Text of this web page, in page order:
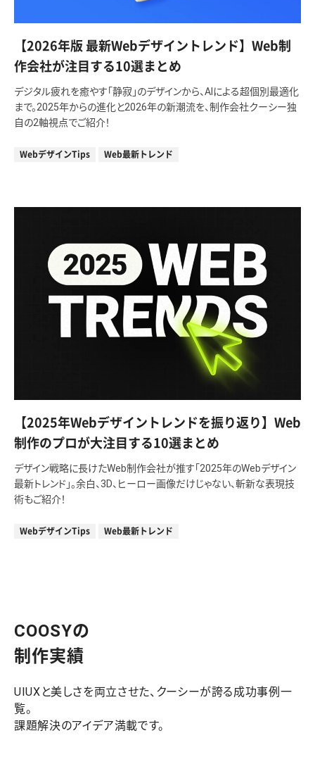
【2026年版 最新Webデザイントレンド】Web制
作会社が注目する10選まとめ
デジタル疲れを癒やす「静寂」のデザインから、AIによる超個別最適化
まで。2025年からの進化と2026年の新潮流を、制作会社クーシー独
自の2軸視点でご紹介！
WebデザインTips Web最新トレンド
【2025年Webデザイントレンドを振り返り】Web
制作のプロが大注目する10選まとめ
デザイン戦略に長けたWeb制作会社が推す「2025年のWebデザイン
最新トレンド」。余白、3D、ヒーロー画像だけじゃない、斬新な表現技
術もご紹介！
WebデザインTips Web最新トレンド
COOSYの
制作実績
UIUXと美しさを両立させた、クーシーが誇る成功事例一
覧。
課題解決のアイデア満載です。